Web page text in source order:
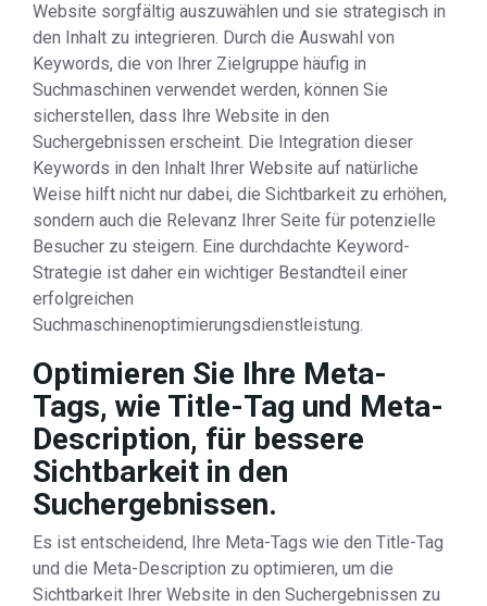
Website sorgfältig auszuwählen und sie strategisch in
den Inhalt zu integrieren. Durch die Auswahl von
Keywords, die von Ihrer Zielgruppe häufig in
Suchmaschinen verwendet werden, können Sie
sicherstellen, dass Ihre Website in den
Suchergebnissen erscheint. Die Integration dieser
Keywords in den Inhalt Ihrer Website auf natürliche
Weise hilft nicht nur dabei, die Sichtbarkeit zu erhöhen,
sondern auch die Relevanz Ihrer Seite für potenzielle
Besucher zu steigern. Eine durchdachte Keyword-
Strategie ist daher ein wichtiger Bestandteil einer
erfolgreichen
Suchmaschinenoptimierungsdienstleistung.
Optimieren Sie Ihre Meta-
Tags, wie Title-Tag und Meta-
Description, für bessere
Sichtbarkeit in den
Suchergebnissen.
Es ist entscheidend, Ihre Meta-Tags wie den Title-Tag
und die Meta-Description zu optimieren, um die
Sichtbarkeit Ihrer Website in den Suchergebnissen zu